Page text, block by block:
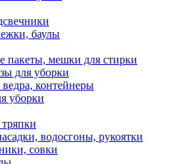
баулы
пакеты, мешки для стирки
для уборки
контейнеры
уборки
водосгоны, рукоятки
совки